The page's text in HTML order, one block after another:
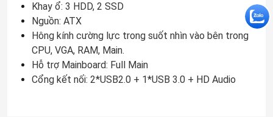
Khay ổ: 3 HDD, 2 SSD
Nguồn: ATX
Hông kính cường lực trong suốt nhìn vào bên trong
CPU, VGA, RAM, Main.
Hỗ trợ Mainboard: Full Main
Cổng kết nối: 2*USB2.0 + 1*USB 3.0 + HD Audio